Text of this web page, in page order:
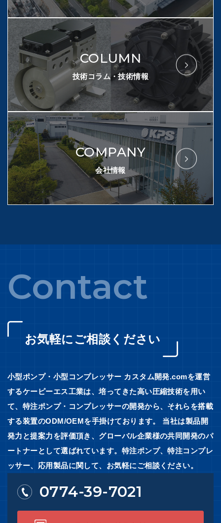
COLUMN
技術コラム・技術情報
COMPANY
会社情報
Contact
お気軽にご相談ください
小型ポンプ・小型コンプレッサー カスタム開発.comを運営
するケーピーエス工業は、培ってきた高い圧縮技術を用い
て、特注ポンプ・コンプレッサーの開発から、それらを搭載
する装置のODM/OEMを手掛けております。 当社は製品開
発力と提案力を評価頂き、グローバル企業様の共同開発のパ
ートナーとして選ばれています。特注ポンプ、特注コンプレ
ッサー、応用製品に関して、お気軽にご相談ください。
0774-39-7021